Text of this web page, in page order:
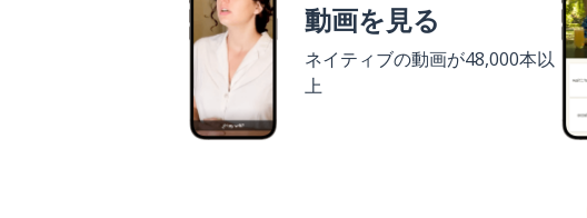
動画を見る
ネイティブの動画が48,000本以
上